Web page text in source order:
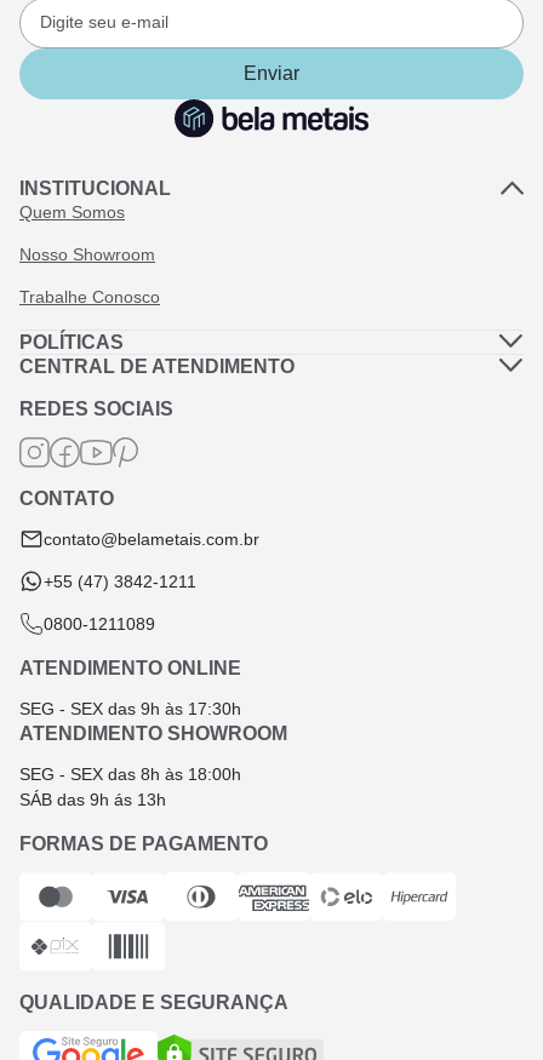
Enviar
INSTITUCIONAL
Quem Somos
Nosso Showroom
Trabalhe Conosco
POLÍTICAS
Política de Privacidade
Política de Frete
Termos de Garantia
Termos e Condições
Troca e Devolução
CENTRAL DE ATENDIMENTO
REDES SOCIAIS
CONTATO
contato@belametais.com.br
+55 (47) 3842-1211
0800-1211089
ATENDIMENTO ONLINE
SEG - SEX das 9h às 17:30h
ATENDIMENTO SHOWROOM
SEG - SEX das 8h às 18:00h
SÁB das 9h ás 13h
FORMAS DE PAGAMENTO
QUALIDADE E SEGURANÇA